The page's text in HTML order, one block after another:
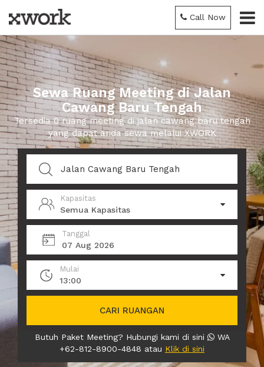
Call Now
Sewa Ruang Meeting di Jalan
Cawang Baru Tengah
Tersedia 0 ruang meeting di jalan cawang baru tengah
yang dapat anda sewa melalui XWORK
Kapasitas
Semua Kapasitas
Tanggal
07 Aug 2026
Mulai
13:00
CARI RUANGAN
Butuh Paket Meeting? Hubungi kami di sini
WA
+62-812-8900-4848 atau Klik di sini